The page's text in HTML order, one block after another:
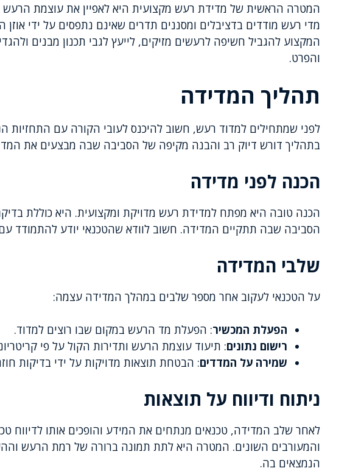
המטרה הראשית של מדידת רעש מקצועית היא לאפיין את עוצמת הרעש
מדי רעש מודדים בדציבלים ומסננים תדרים שאינם נתפסים על ידי
המקצוע להגביל חשיפה לרעשים מזיקים, לייעץ לגבי תכנון מבנים
והפרט.
תהליך המדידה
לפני שמתחילים למדוד רעש, חשוב להיכנס לעובי הקורה עם התחזיות
בתהליך דורש דיוק רב והבנה מקיפה של הסביבה שבה מבצעים את
הכנה לפני מדידה
הכנה טובה היא מפתח למדידת רעש מדויקת ומקצועית. היא כוללת
הסביבה שבה תתקיים המדידה. חשוב לוודא שהטכנאי יודע להתמודד
שלבי המדידה
על הטכנאי לעקוב אחר מספר שלבים במהלך המדידה עצמה:
הפעלת המכשיר: הפעלת מד הרעש במקום שבו רוצים למדוד.
רישום נתונים: תיעוד עוצמת הרעש ותדירות הקול על פי
שמירה על המדדים: הבטחת תוצאות מדויקות על ידי בדיקות
ניתוח ודיווח על תוצאות
לאחר שלב המדידה, טכנאים מנתחים את המידע והופכים אותו לדיווח
והמעורבים השונים. המטרה היא לתת תמונה ברורה של רמת הרעש
הנמצאים בה.